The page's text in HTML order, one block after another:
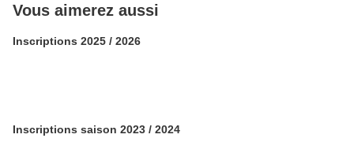
Vous aimerez aussi
Inscriptions 2025 / 2026
Inscriptions saison 2023 / 2024